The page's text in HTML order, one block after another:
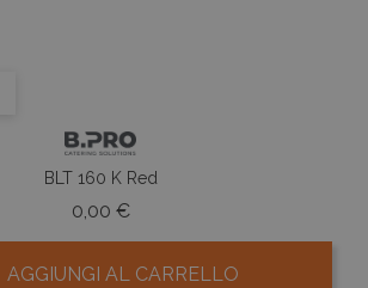
BLT 160 K Red
0,00 €Prezzo
AGGIUNGI AL CARRELLO